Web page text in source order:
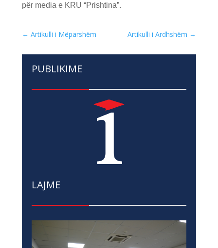
për media e KRU “Prishtina”.
← Artikulli i Mëparshëm Artikulli i Ardhshëm →
PUBLIKIME
LAJME